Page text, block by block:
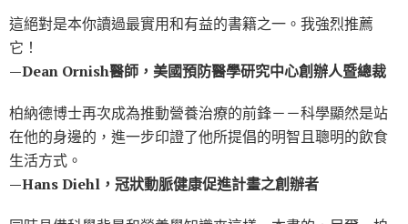
這絕對是本你讀過最實用和有益的書籍之一。我強烈推薦
它！
—Dean Ornish醫師，美國預防醫學研究中心創辦人暨總裁
柏納德博士再次成為推動營養治療的前鋒－－科學顯然是站
在他的身邊的，進一步印證了他所提倡的明智且聰明的飲食
生活方式。
—Hans Diehl，冠狀動脈健康促進計畫之創辦者